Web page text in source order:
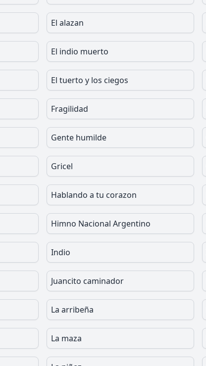
El alazan
El indio muerto
El tuerto y los ciegos
Fragilidad
Gente humilde
Gricel
Hablando a tu corazon
Himno Nacional Argentino
Indio
Juancito caminador
La arribeña
La maza